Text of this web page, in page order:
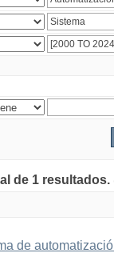
de 1 resultados.
de